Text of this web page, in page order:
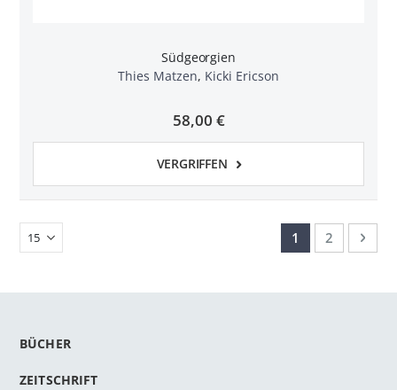
Südgeorgien
Thies Matzen, Kicki Ericson
58,00 €
VERGRIFFEN
Seite
Sie lesen
1 Seite
2 Seite
BÜCHER
ZEITSCHRIFT